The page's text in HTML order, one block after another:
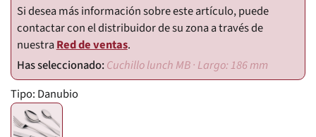
Si desea más información sobre este artículo, puede
contactar con el distribuidor de su zona a través de
nuestraRed de ventas.
Cuchillo lunch MB · Largo: 186 mm
Tipo: Danubio